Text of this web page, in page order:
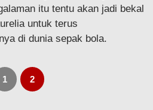
itu tentu akan jadi bekal
untuk terus
di dunia sepak bola.
1 2